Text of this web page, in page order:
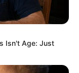
Isn't Age: Just